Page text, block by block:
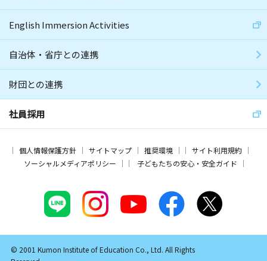
English Immersion Activities
自治体・省庁との連携
財団との連携
社員採用
個人情報保護方針 サイトマップ 推奨環境
サイト利用規約
ソーシャルメディアポリシー
子どもたちの安心・安全ガイド
© 2001 Kumon Institute of Education Co., Ltd. All Rights